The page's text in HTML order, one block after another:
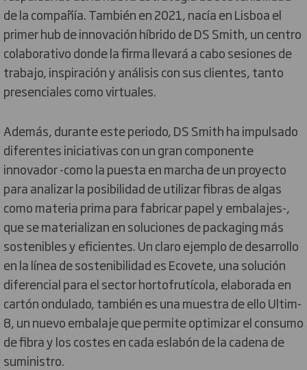
de la compañía. También en 2021, nacía en Lisboa el
primer hub de innovación híbrido de DS Smith, un centro
colaborativo donde la firma llevará a cabo sesiones de
trabajo, inspiración y análisis con sus clientes, tanto
presenciales como virtuales.
Además, durante este periodo, DS Smith ha impulsado
diferentes iniciativas con un gran componente
innovador -como la puesta en marcha de un proyecto
para analizar la posibilidad de utilizar fibras de algas
como materia prima para fabricar papel y embalajes-,
que se materializan en soluciones de packaging más
sostenibles y eficientes. Un claro ejemplo de desarrollo
en la línea de sostenibilidad es Ecovete, una solución
diferencial para el sector hortofrutícola, elaborada en
cartón ondulado, también es una muestra de ello Ultim-
8, un nuevo embalaje que permite optimizar el consumo
de fibra y los costes en cada eslabón de la cadena de
suministro.